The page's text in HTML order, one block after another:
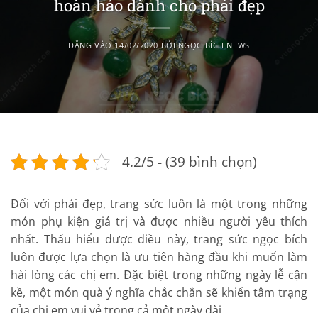
hoàn hảo dành cho phái đẹp
ĐĂNG VÀO14/02/2020 BỞINGỌC BÍCH NEWS
4.2/5 - (39 bình chọn)
Đối với phái đẹp, trang sức luôn là một trong những
món phụ kiện giá trị và được nhiều người yêu thích
nhất. Thấu hiểu được điều này, trang sức ngọc bích
luôn được lựa chọn là ưu tiên hàng đầu khi muốn làm
hài lòng các chị em. Đặc biệt trong những ngày lễ cận
kề, một món quà ý nghĩa chắc chắn sẽ khiến tâm trạng